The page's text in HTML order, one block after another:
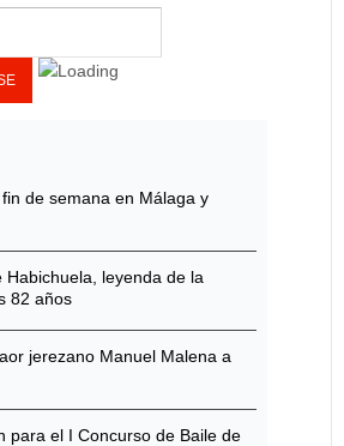
de semana en Málaga y
Habichuela, leyenda de la
82 años
jerezano Manuel Malena a
para el I Concurso de Baile de